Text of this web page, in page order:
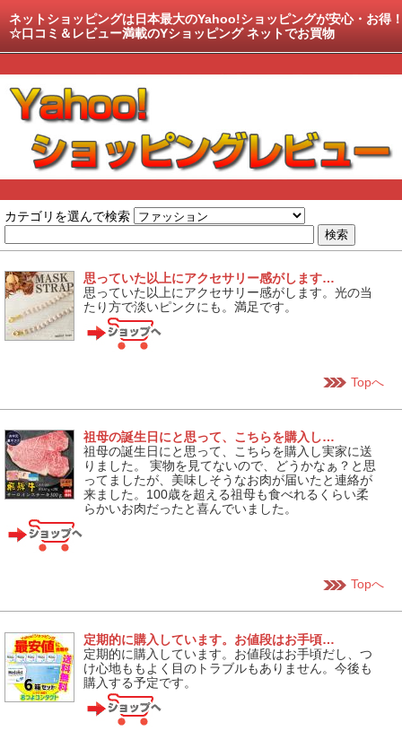
ネットショッピングは日本最大のYahoo!ショッピングが安心・お得
☆口コミ＆レビュー満載のYショッピング ネットでお買物
カテゴリを選んで検索
思っていた以上にアクセサリー感がします…
思っていた以上にアクセサリー感がします。光の当
たり方で淡いピンクにも。満足です。
Topへ
祖母の誕生日にと思って、こちらを購入し…
祖母の誕生日にと思って、こちらを購入し実家に送
りました。 実物を見てないので、どうかなぁ？と思
ってましたが、美味しそうなお肉が届いたと連絡が
来ました。100歳を超える祖母も食べれるくらい柔
らかいお肉だったと喜んでいました。
Topへ
定期的に購入しています。お値段はお手頃…
定期的に購入しています。お値段はお手頃だし、つ
け心地ももよく目のトラブルもありません。今後も
購入する予定です。